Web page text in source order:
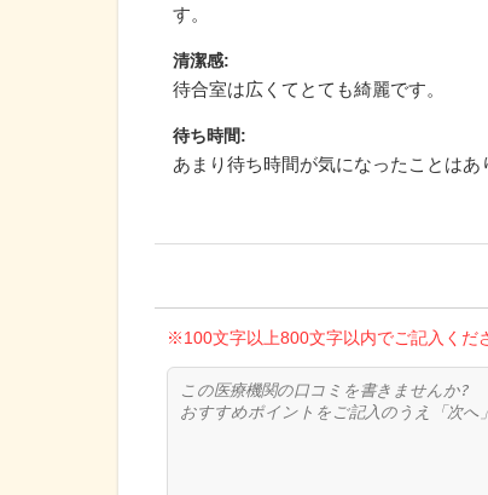
す。
清潔感:
待合室は広くてとても綺麗です。
待ち時間:
あまり待ち時間が気になったことはあ
※100文字以上800文字以内でご記入くだ